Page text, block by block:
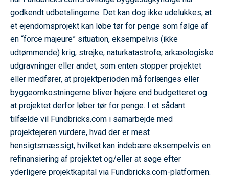
godkendt udbetalingerne. Det kan dog ikke udelukkes, at
et ejendomsprojekt kan løbe tør for penge som følge af
en “force majeure” situation, eksempelvis (ikke
udtømmende) krig, strejke, naturkatastrofe, arkæologiske
udgravninger eller andet, som enten stopper projektet
eller medfører, at projektperioden må forlænges eller
byggeomkostningerne bliver højere end budgetteret og
at projektet derfor løber tør for penge. I et sådant
tilfælde vil Fundbricks.com i samarbejde med
projektejeren vurdere, hvad der er mest
hensigtsmæssigt, hvilket kan indebære eksempelvis en
refinansiering af projektet og/eller at søge efter
yderligere projektkapital via Fundbricks.com-platformen.